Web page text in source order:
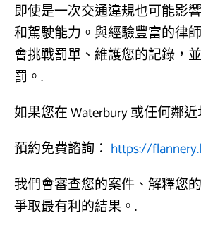
即使是一次交通違規也可能影
和駕駛能力。與經驗豐富的律
會挑戰罰單、維護您的記錄，
罰。.
如果您在 Waterbury 或任何鄰
預約免費諮詢： https://
我們會審查您的案件、解釋您
爭取最有利的結果。.